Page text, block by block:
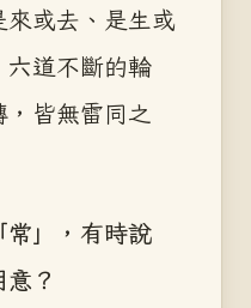
或去、是生或
道不斷的輪
皆無雷同之
常」，有時說
？